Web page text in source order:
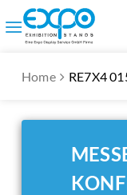
Home RE7X4